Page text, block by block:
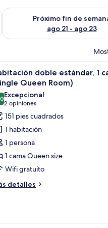
semana ago 14 - ago 16
Próximo fin de
ago 21 - ago 23
Consulta la disponibilidad
con teléfono, una silla,
7
doble estándar, 1
Queen Room)
de 10
Excepcional
2 opiniones
(2
opiniones)
151 pies cuadrados
1 habitación
1 persona
1 cama Queen size
Wifi gratuito
detalles